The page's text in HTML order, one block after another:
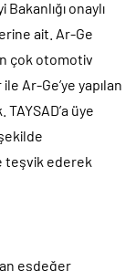
onaylı
ait. Ar-Ge
çok otomotiv
Ar-Ge’ye yapılan
üye
teşvik ederek
eşdeğer